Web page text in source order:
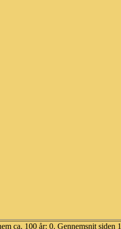
ca. 100 år: 0. Gennemsnit siden